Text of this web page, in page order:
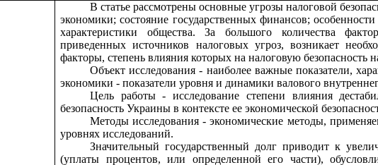
В статье рассмотрены основные угрозы налоговой
экономики; состояние государственных финансов;
характеристики общества. За большого количества
приведенных источников налоговых угроз, возникает
факторы, степень влияния которых на налоговую безопасность
Объект исследования - наиболее важные показатели,
экономики - показатели уровня и динамики валового
Цель работы - исследование степени влияния
безопасность Украины в контексте ее экономической
Методы исследования - экономические методы,
уровнях исследований.
Значительный государственный долг приводит к
(уплаты процентов, или определенной его части),